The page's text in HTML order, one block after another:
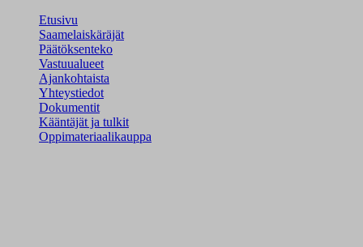
Etusivu
Saamelaiskäräjät
Päätöksenteko
Vastuualueet
Ajankohtaista
Yhteystiedot
Dokumentit
Kääntäjät ja tulkit
Oppimateriaalikauppa